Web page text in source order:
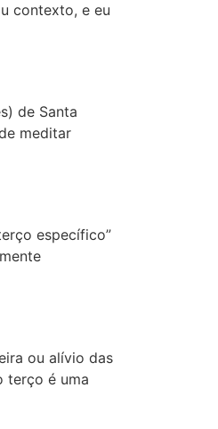
contexto, e eu
de Santa
meditar
específico”
ou alívio das
terço é uma